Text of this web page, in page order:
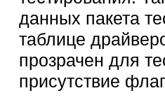
данных пакета
таблице
прозрачен для
присутствие